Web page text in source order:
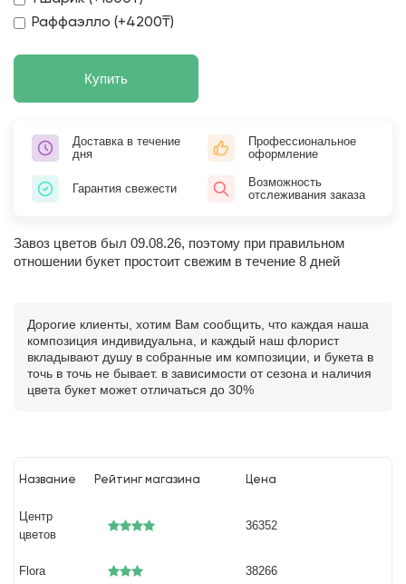
Раффаэлло (+4200₸)
Купить
Доставка в течение
дня
Профессиональное
оформление
Гарантия свежести
Возможность
отслеживания заказа
Завоз цветов был 09.08.26, поэтому при правильном
отношении букет простоит свежим в течение 8 дней
Дорогие клиенты, хотим Вам сообщить, что каждая наша
композиция индивидуальна, и каждый наш флорист
вкладывают душу в собранные им композиции, и букета в
точь в точь не бывает. в зависимости от сезона и наличия
цвета букет может отличаться до 30%
Название Рейтинг магазина Цена
Центр
цветов
36352
Flora 38266